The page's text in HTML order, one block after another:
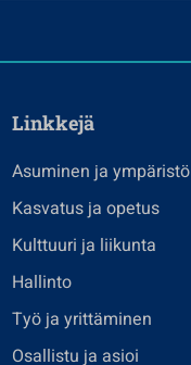
Linkkejä
Asuminen ja ympäristö
Kasvatus ja opetus
Kulttuuri ja liikunta
Hallinto
Työ ja yrittäminen
Osallistu ja asioi